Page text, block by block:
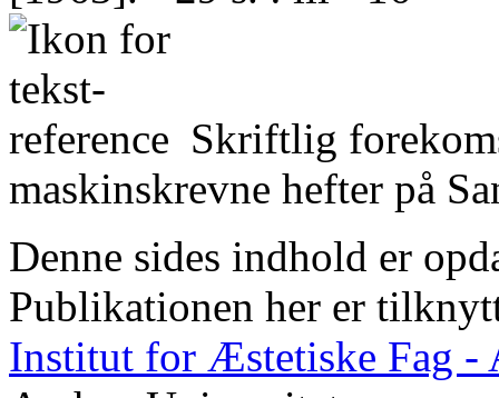
Skriftlig
maskinskrevne hefter på
Denne sides indhold er
Publikationen her er
Institut for Æstetiske Fag -